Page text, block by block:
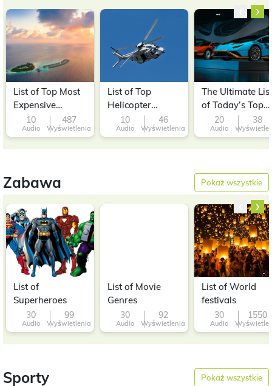
List of Top Most
Expensive
Private Islands
10
Audio
487
Wyświetlenia
List of Top
Helicopter
Manufacturers In
The World
10
Audio
46
Wyświetlenia
The Ultimate List
of Today’s Top
20 Supercars
20
Audio
38
‹ ›
Zabawa Pokaż wszystkie
List of
Superheroes
30
Audio
99
Wyświetlenia
List of Movie
Genres
30
Audio
92
Wyświetlenia
List of World
festivals
30
Audio
1550
‹ ›
Sporty Pokaż wszystkie